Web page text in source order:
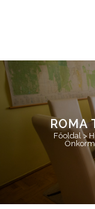
ROMA
Főoldal>